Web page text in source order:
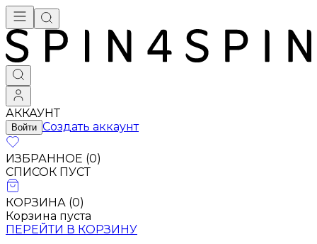
АККАУНТ
Войти Создать аккаунт
ИЗБРАННОЕ (0)
СПИСОК ПУСТ
КОРЗИНА (0)
Корзина пуста
ПЕРЕЙТИ В КОРЗИНУ
Брендовая одежда - купить в Москве